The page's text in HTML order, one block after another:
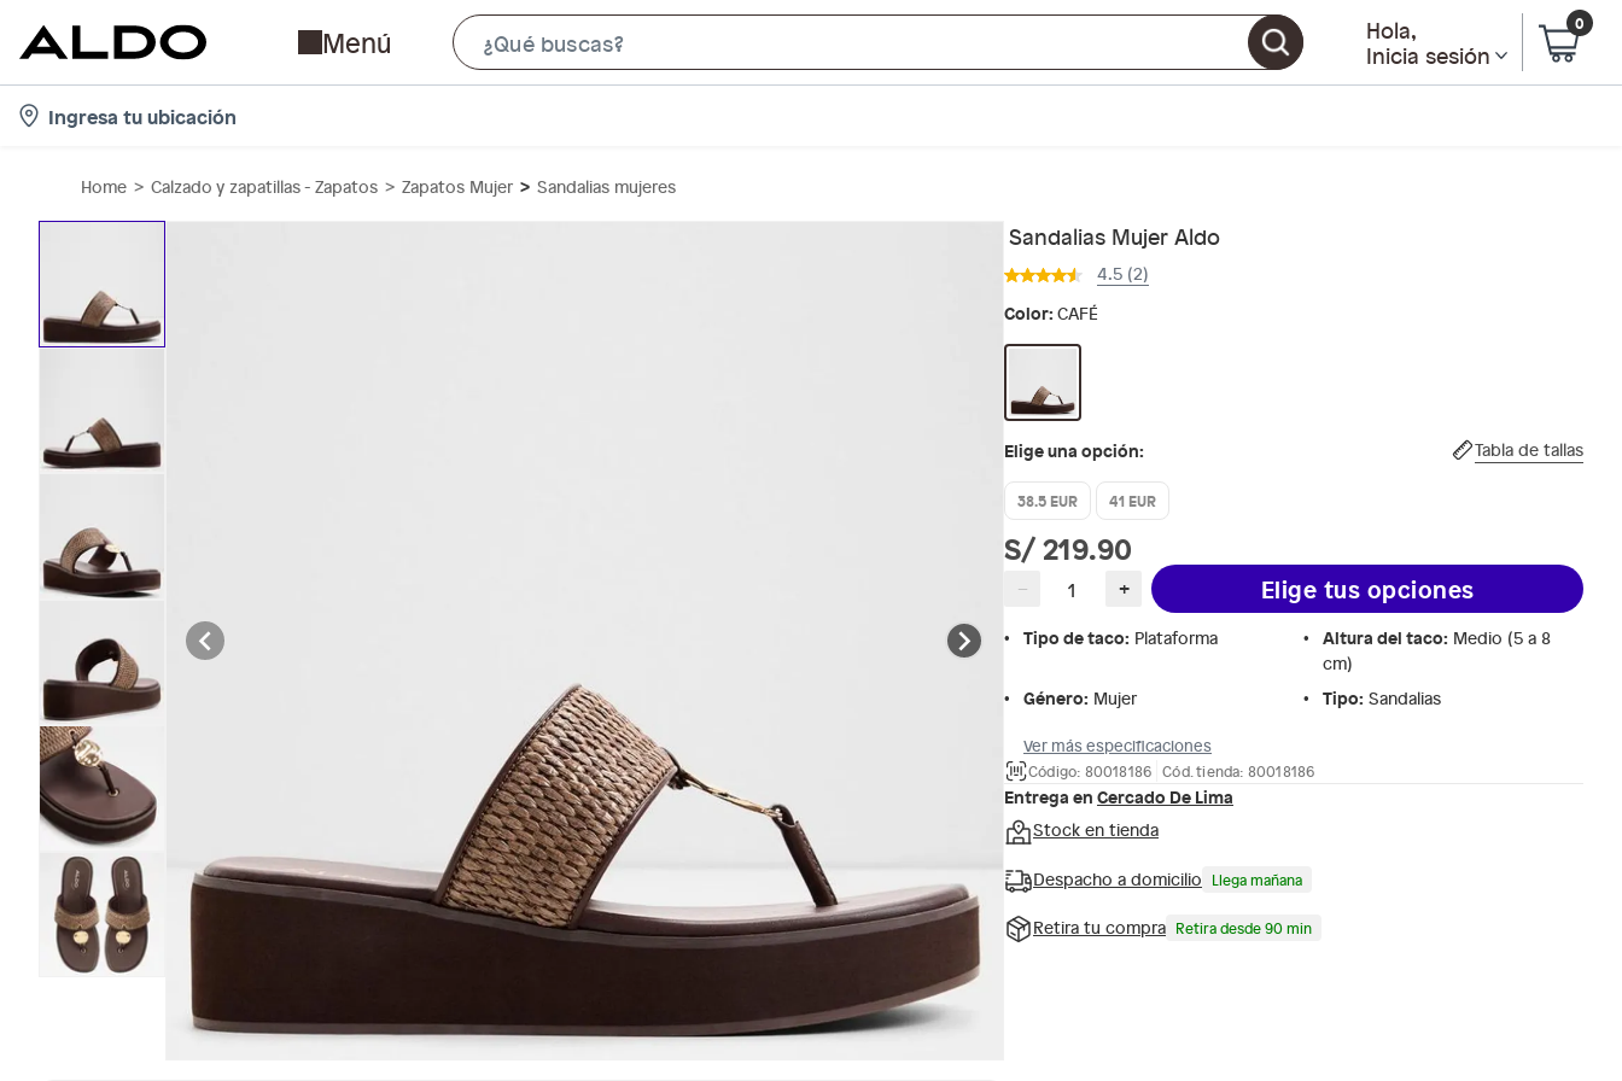
Menú
e
B
Hola,
Inicia sesión
0
Ingresa tu ubicación
Home Calzado y zapatillas - Zapatos Zapatos Mujer Sandalias mujeres
Sandalias Mujer Aldo
4.5 (2)
Color: CAFÉ
Elige una opción: Tabla de tallas
38.5 EUR 41 EUR
S/ 219.90
− + Elige tus opciones
Tipo de taco: Plataforma Altura del taco: Medio (5 a 8
cm)
Género: Mujer Tipo: Sandalias
Ver más especificaciones
Código: 80018186 Cód. tienda: 80018186
Entrega en Cercado De Lima
Stock en tienda
Despacho a domicilio Llega mañana
Retira tu compra Retira desde 90 min